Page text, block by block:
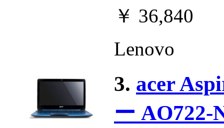
￥ 36,840
Lenovo
3. acer
ー AO722-